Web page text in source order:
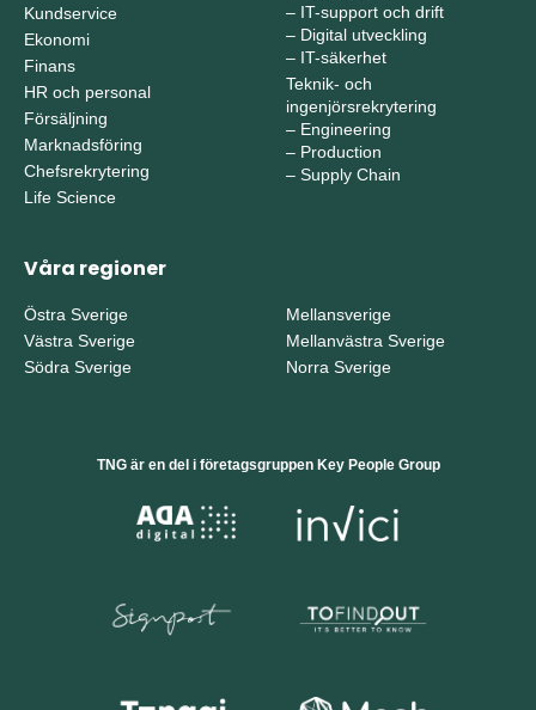
Kundservice
Ekonomi
Finans
HR och personal
Försäljning
Marknadsföring
Chefsrekrytering
Life Science
– IT-support och drift
– Digital utveckling
– IT-säkerhet
Teknik- och
ingenjörsrekrytering
– Engineering
– Production
– Supply Chain
Våra regioner
Östra Sverige
Västra Sverige
Södra Sverige
Mellansverige
Mellanvästra Sverige
Norra Sverige
TNG är en del i företagsgruppen Key People Group